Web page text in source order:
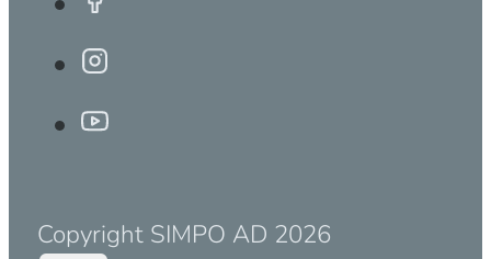
Copyright SIMPO AD 2026